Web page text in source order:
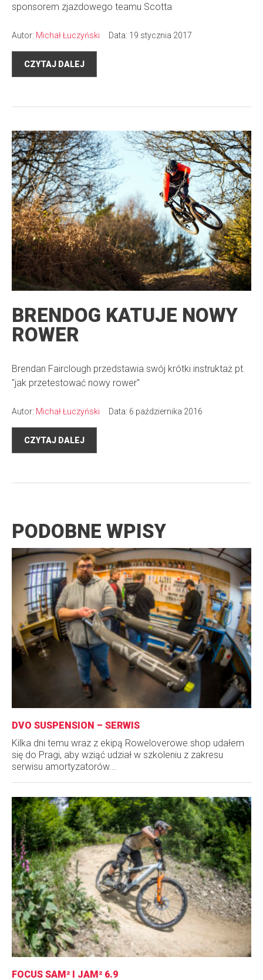
sponsorem zjazdowego teamu Scotta
Autor: Michał Łuczyński Data: 19 stycznia 2017
CZYTAJ DALEJ
BRENDOG KATUJE NOWY
ROWER
Brendan Fairclough przedstawia swój krótki instruktaż pt.
"jak przetestować nowy rower"
Autor: Michał Łuczyński Data: 6 października 2016
CZYTAJ DALEJ
PODOBNE WPISY
DVO SUSPENSION – SERWIS
Kilka dni temu wraz z ekipą Roweloverowe.shop udałem
się do Pragi, aby wziąć udział w szkoleniu z zakresu
serwisu amortyzatorów...
FOCUS SAM² I JAM² 6.9